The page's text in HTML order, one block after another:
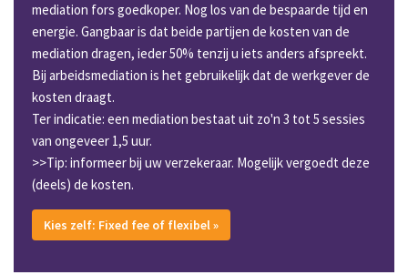
mediation fors goedkoper. Nog los van de bespaarde tijd en
energie. Gangbaar is dat beide partijen de kosten van de
mediation dragen, ieder 50% tenzij u iets anders afspreekt.
Bij arbeidsmediation is het gebruikelijk dat de werkgever de
kosten draagt.
Ter indicatie: een mediation bestaat uit zo'n 3 tot 5 sessies
van ongeveer 1,5 uur.
>>Tip: informeer bij uw verzekeraar. Mogelijk vergoedt deze
(deels) de kosten.
Kies zelf: Fixed fee of flexibel »